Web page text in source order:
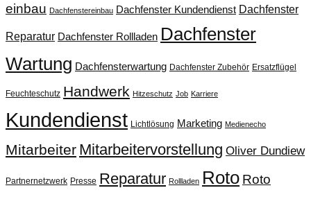
einbau Dachfenstereinbau Dachfenster Kundendienst Dachfenster
Reparatur Dachfenster Rollladen Dachfenster
Wartung Dachfensterwartung Dachfenster Zubehör Ersatzflügel
Feuchteschutz Handwerk Hitzeschutz Job Karriere
Kundendienst Lichtlösung Marketing Medienecho
Mitarbeiter Mitarbeitervorstellung Oliver Dundiew
Partnernetzwerk Presse Reparatur Rollladen Roto Roto